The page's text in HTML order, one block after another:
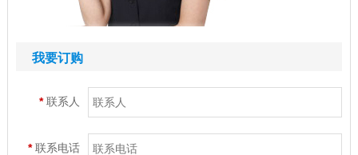
我要订购
*联系人
*联系电话